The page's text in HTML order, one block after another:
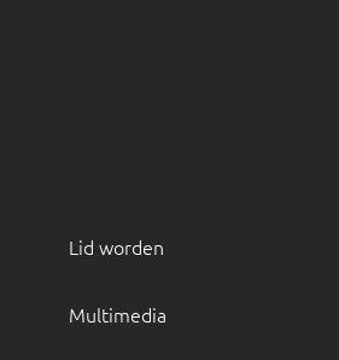
Lid worden
Multimedia